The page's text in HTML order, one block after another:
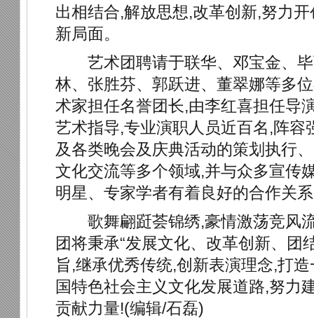
出相结合,解放思想,改革创新,努力
新局面。
艺术团聘请于联华、邓宝金、毕
林、张胜芬、郭跃进、董翠娜等多
术家担任名誉团长,由李红喜担任导
艺术指导,专业演职人员近百名,阵容
及各类晚会及庆典活动的策划执行
文化交流等多个领域,并与众多宣传
明星、专家学者有着良好的合作关
歌舞翩跹荟锦绣,豪情激荡竞风
团将秉承“发展文化、改革创新、团
旨,继承优秀传统,创新表演理念,打
国特色社会主义文化发展道路,努力
贡献力量!(编辑/石磊)